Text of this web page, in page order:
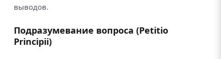
выводов.
Подразумевание вопроса (Petitio
Principii)